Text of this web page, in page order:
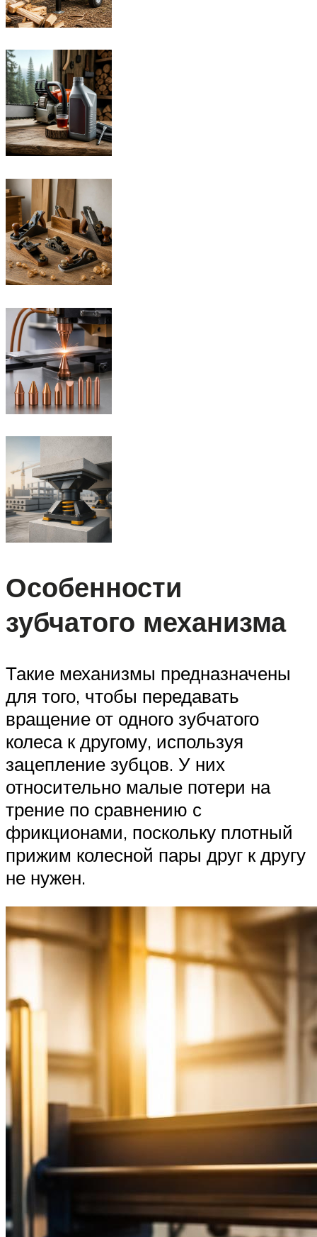
Особенности
зубчатого механизма
Такие механизмы предназначены
для того, чтобы передавать
вращение от одного зубчатого
колеса к другому, используя
зацепление зубцов. У них
относительно малые потери на
трение по сравнению с
фрикционами, поскольку плотный
прижим колесной пары друг к другу
не нужен.